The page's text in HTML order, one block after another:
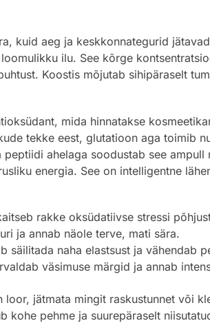
kuid aeg ja keskkonnategurid
ilu. See kõrge
Koostis mõjutab sihipäraselt
mida hinnatakse
tekke eest, glutatioon aga toimib
ahelaga soodustab see
energia. See on intelligentne
rakke oksüdatiivse stressi
ja annab näole terve, mati sära.
säilitada naha elastsust ja vähendab
väsimuse märgid ja annab
jätmata mingit raskustunnet või
kohe pehme ja suurepäraselt